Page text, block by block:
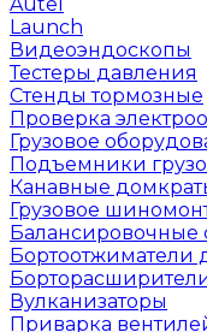
Launch
Видеоэндоскопы
Тестеры давления
Стенды тормозные
Проверка
Грузовое
Подъемники
Канавные
Грузовое
Балансировочные
Бортоотжиматели
Вулканизаторы
Приварка